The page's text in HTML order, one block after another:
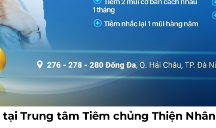
tại Trung tâm Tiêm chủng Thiện Nhân